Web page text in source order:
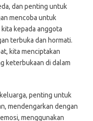
dan penting untuk
mencoba untuk
kepada anggota
terbuka dan hormati.
kita menciptakan
keterbukaan di dalam
penting untuk
mendengarkan dengan
menggunakan